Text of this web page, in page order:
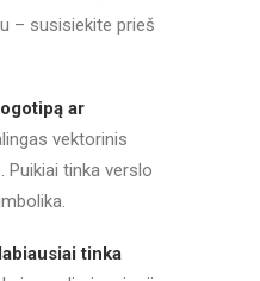
– susisiekite prieš
ar
vektorinis
Puikiai tinka verslo
tinka